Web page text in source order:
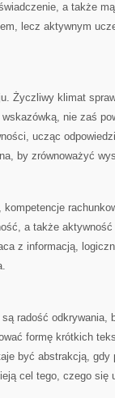
a także
lecz aktywnym
Życzliwy klimat
nie zaś
ucząc
by zrównoważyć
a także aktywność
z informacją,
radość odkrywania,
formę krótkich
być abstrakcją, gdy
cel tego, czego się